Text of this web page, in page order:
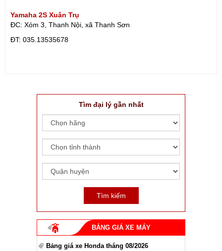
Yamaha 2S Xuân Trụ
ĐC: Xóm 3, Thanh Nội, xã Thanh Sơn
ÐT: 035.13535678
Tìm đại lý gần nhất
BẢNG GIÁ XE MÁY
Bảng giá xe Honda tháng 08/2026